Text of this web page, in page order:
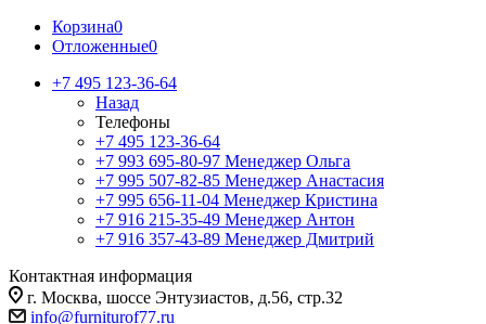
Корзина0
Отложенные0
+7 495 123-36-64
Назад
Телефоны
+7 495 123-36-64
+7 993 695-80-97 Менеджер Ольга
+7 995 507-82-85 Менеджер Анастасия
+7 995 656-11-04 Менеджер Кристина
+7 916 215-35-49 Менеджер Антон
+7 916 357-43-89 Менеджер Дмитрий
Контактная информация
г. Москва, шоссе Энтузиастов, д.56, стр.32
info@furniturof77.ru